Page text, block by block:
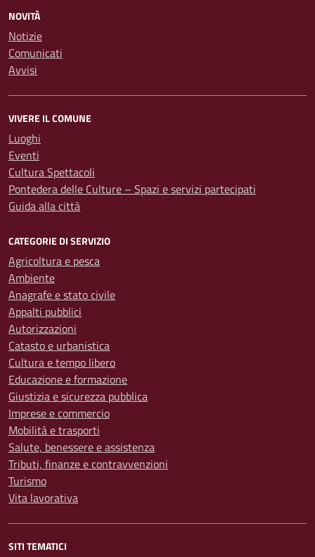
NOVITÀ
Notizie
Comunicati
Avvisi
VIVERE IL COMUNE
Luoghi
Eventi
Cultura Spettacoli
Pontedera delle Culture – Spazi e servizi partecipati
Guida alla città
CATEGORIE DI SERVIZIO
Agricoltura e pesca
Ambiente
Anagrafe e stato civile
Appalti pubblici
Autorizzazioni
Catasto e urbanistica
Cultura e tempo libero
Educazione e formazione
Giustizia e sicurezza pubblica
Imprese e commercio
Mobilità e trasporti
Salute, benessere e assistenza
Tributi, finanze e contravvenzioni
Turismo
Vita lavorativa
SITI TEMATICI